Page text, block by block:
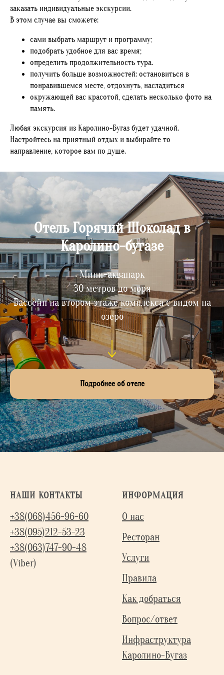
заказать индивидуальные экскурсии.
В этом случае вы сможете:
сами выбрать маршрут и программу;
подобрать удобное для вас время;
определить продолжительность тура.
получить больше возможностей: остановиться в
понравившемся месте, отдохнуть, насладиться
окружающей вас красотой, сделать несколько фото на
память.
Любая экскурсия из Каролино-Бугаз будет удачной.
Настройтесь на приятный отдых и выбирайте то
направление, которое вам по душе.
Отель Горячий Шоколад в
Каролино-бугазе
Мини-аквапарк
30 метров до моря
Бассейн на втором этаже комплекса с видом на
озеро
Подробнее об отеле
НАШИ КОНТАКТЫ
+38(068)456-96-60
+38(095)212-53-23
+38(063)747-90-48
(Viber)
ИНФОРМАЦИЯ
О нас
Ресторан
Услуги
Правила
Как добраться
Вопрос/ответ
Инфраструктура
Каролино-Бугаз